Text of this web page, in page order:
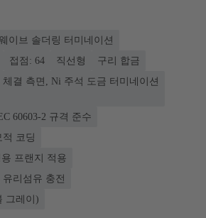
이브 솔더링 터미네이션
접점: 64 직선형
구리 합금
체결 측면, Ni 주석 도금 터미네이션
60603-2 규격 준수
코딩
용 프랜지 적용
리섬유 충전
그레이)